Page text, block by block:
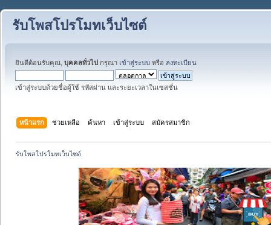
รับโพสโปรโมทเว็บไซต์
ยินดีต้อนรับคุณ, บุคคลทั่วไป กรุณา เข้าสู่ระบบ หรือ ลงทะเบียน
เข้าสู่ระบบด้วยชื่อผู้ใช้ รหัสผ่าน และระยะเวลาในเซสชั่น
หน้าแรก ช่วยเหลือ ค้นหา เข้าสู่ระบบ สมัครสมาชิก
รับโพสโปรโมทเว็บไซต์